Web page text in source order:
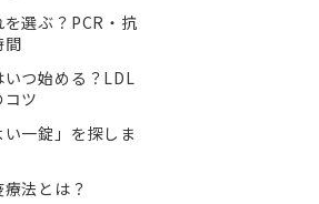
選ぶ？PCR・抗
間
つ始める？LDL
ツ
一錠」を探しま
法とは？